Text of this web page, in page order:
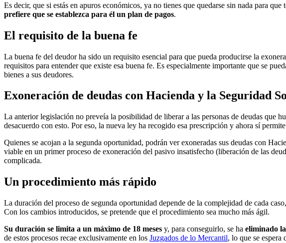
Es decir, que si estás en apuros económicos, ya no tienes que quedarse sin nada para
prefiere que se establezca para él un plan de pagos.
El requisito de la buena fe
La buena fe del deudor ha sido un requisito esencial para que pueda producirse la
requisitos para entender que existe esa buena fe. Es especialmente importante que se
bienes a sus deudores.
Exoneración de deudas con Hacienda y la Seguridad
La anterior legislación no preveía la posibilidad de liberar a las personas de deudas que
desacuerdo con esto. Por eso, la nueva ley ha recogido esa prescripción y ahora sí
Quienes se acojan a la segunda oportunidad, podrán ver exoneradas sus deudas con
viable en un primer proceso de exoneración del pasivo insatisfecho (liberación de las
complicada.
Un procedimiento más rápido
La duración del proceso de segunda oportunidad depende de la complejidad de cada
Con los cambios introducidos, se pretende que el procedimiento sea mucho más ágil.
Su duración se limita a un máximo de 18 meses y, para conseguirlo, se ha eliminado
de estos procesos recae exclusivamente en los Juzgados de lo Mercantil, lo que se espera